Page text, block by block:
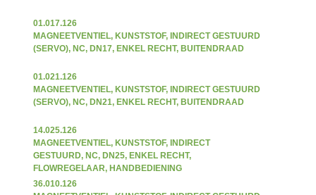
01.017.126
MAGNEETVENTIEL, KUNSTSTOF, INDIRECT GESTUURD
(SERVO), NC, DN17, ENKEL RECHT, BUITENDRAAD
01.021.126
MAGNEETVENTIEL, KUNSTSTOF, INDIRECT GESTUURD
(SERVO), NC, DN21, ENKEL RECHT, BUITENDRAAD
14.025.126
MAGNEETVENTIEL, KUNSTSTOF, INDIRECT
GESTUURD, NC, DN25, ENKEL RECHT,
FLOWREGELAAR, HANDBEDIENING
36.010.126